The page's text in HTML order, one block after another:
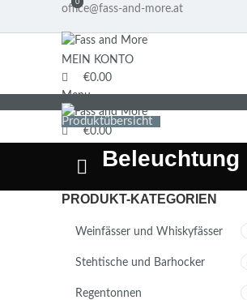
office@fass-and-more.at
MEIN KONTO
0
€0.00
Menu
0
€0.00
Produktübersicht
Beleuchtung
PRODUKT-KATEGORIEN
Weinfässer und Whiskyfässer
Stehtische und Barhocker
Regentonnen